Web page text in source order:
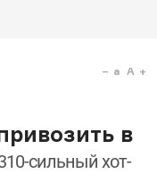
a A
в
сильный хот-